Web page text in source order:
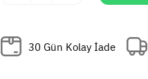
30 Gün Kolay İade